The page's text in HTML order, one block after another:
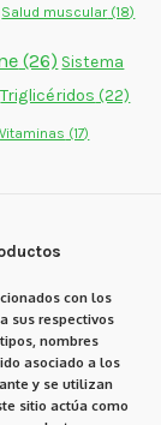
Salud muscular(18)
(26) Sistema
Triglicéridos (22)
Vitaminas (17)
con los
sus respectivos
nombres
asociado a los
y se utilizan
sitio actúa como